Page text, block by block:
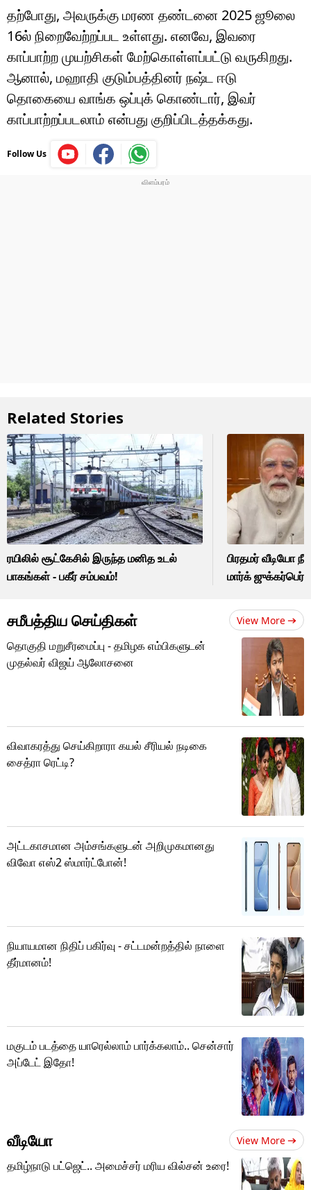
தற்போது, அவருக்கு மரண தண்டனை 2025 ஜூலை
16ல் நிறைவேற்றப்பட உள்ளது. எனவே, இவரை
காப்பாற்ற முயற்சிகள் மேற்கொள்ளப்பட்டு வருகிறது.
ஆனால், மஹாதி குடும்பத்தினர் நஷ்ட ஈடு
தொகையை வாங்க ஒப்புக் கொண்டார், இவர்
காப்பாற்றப்படலாம் என்பது குறிப்பிடத்தக்கது.
Follow Us
Related Stories
ரயிலில் சூட்கேசில் இருந்த மனித உடல்
பாகங்கள் - பகீர் சம்பவம்!
பிரதமர் வீடியோ
மார்க் ஜுக்கர்பெர்க்
சமீபத்திய செய்திகள் View More
தொகுதி மறுசீரமைப்பு - தமிழக எம்பிகளுடன்
முதல்வர் விஜய் ஆலோசனை
விவாகரத்து செய்கிறாரா கயல் சீரியல் நடிகை
சைத்ரா ரெட்டி?
அட்டகாசமான அம்சங்களுடன் அறிமுகமானது
விவோ எஸ்2 ஸ்மார்ட்போன்!
நியாயமான நிதிப் பகிர்வு - சட்டமன்றத்தில் நாளை
தீர்மானம்!
மகுடம் படத்தை யாரெல்லாம் பார்க்கலாம்.. சென்சார்
அப்டேட் இதோ!
வீடியோ View More
தமிழ்நாடு பட்ஜெட்.. அமைச்சர் மரிய வில்சன் உரை!